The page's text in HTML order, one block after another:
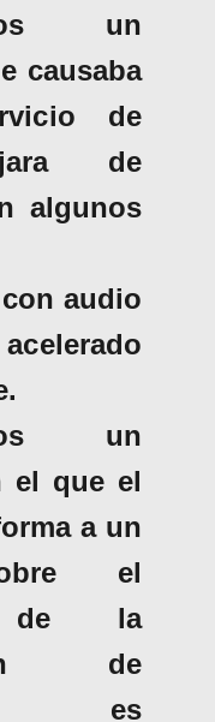
un
causaba
de
de
algunos
audio
un
el que el
a un
el
de la
de
es